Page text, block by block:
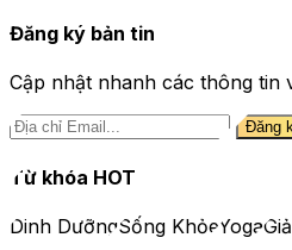
Đăng ký bản tin
Cập nhật nhanh các thông tin
Đăng
Từ khóa HOT
Dinh DưỡngSống KhỏeYoga